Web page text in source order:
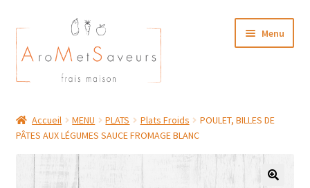
Aller
à
la
navigation
Aller
au
contenu
Menu
Plat du Jour/ Menu Week end
NOS BOUTIQUES
Accueil MENU PLATS Plats Froids
POULET, BILLES DE
PÂTES AUX LÉGUMES SAUCE FROMAGE BLANC